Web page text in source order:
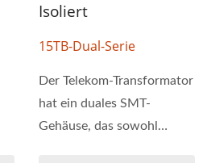
Isoliert
15TB-Dual-Serie
Der Telekom-Transformator
hat ein duales SMT-
Gehäuse, das sowohl